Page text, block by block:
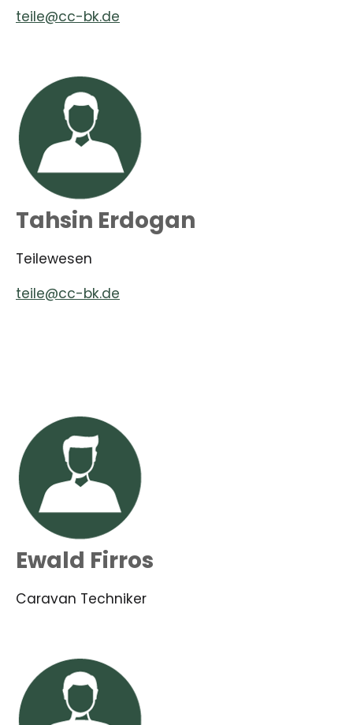
teile@cc-bk.de
Tahsin Erdogan
Teilewesen
teile@cc-bk.de
Ewald Firros
Caravan Techniker